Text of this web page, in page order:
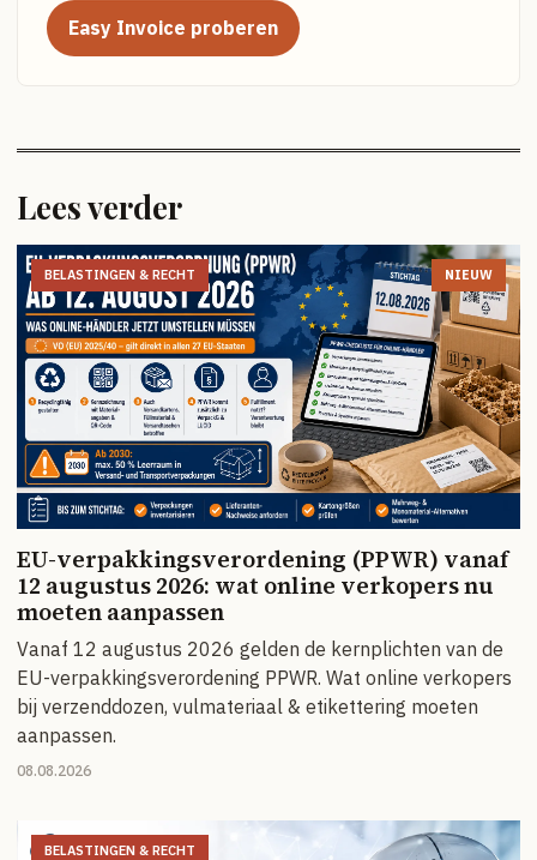
Easy Invoice proberen
Lees verder
BELASTINGEN & RECHT NIEUW
EU-verpakkingsverordening (PPWR) vanaf
12 augustus 2026: wat online verkopers nu
moeten aanpassen
Vanaf 12 augustus 2026 gelden de kernplichten van de
EU-verpakkingsverordening PPWR. Wat online verkopers
bij verzenddozen, vulmateriaal & etikettering moeten
aanpassen.
08.08.2026
BELASTINGEN & RECHT